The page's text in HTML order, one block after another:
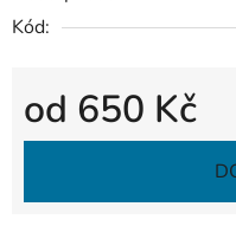
Kód:
od 650 Kč
Měrná cena: